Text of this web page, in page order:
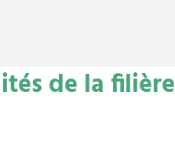
de la filière